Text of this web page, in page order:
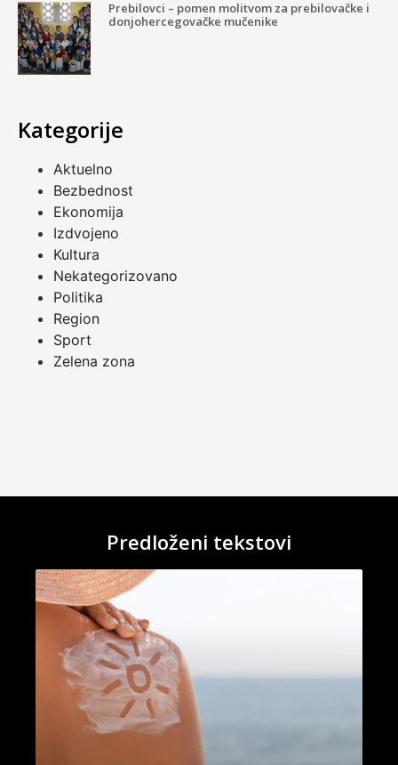
Prebilovci – pomen molitvom za prebilovačke i
donjohercegovačke mučenike
Kategorije
Aktuelno
Bezbednost
Ekonomija
Izdvojeno
Kultura
Nekategorizovano
Politika
Region
Sport
Zelena zona
Predloženi tekstovi